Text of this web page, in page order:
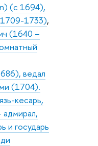
(с 1694),
1733),
(1640 –
ведал
(1704).
кесарь,
адмирал,
и государь